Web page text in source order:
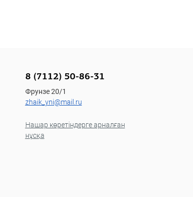
8 (7112) 50-86-31
Фрунзе 20/1
zhaik_yni@mail.ru
Нашар көретіндерге арналған
нұсқа